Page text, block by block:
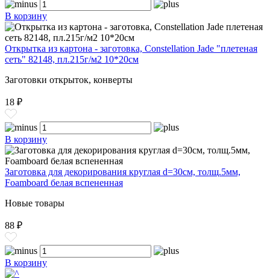
В корзину
Открытка из картона - заготовка, Constellation Jade "плетеная
сеть" 82148, пл.215г/м2 10*20см
Заготовки открыток, конверты
18 ₽
В корзину
Заготовка для декорирования круглая d=30см, толщ.5мм,
Foamboard белая вспененная
Новые товары
88 ₽
В корзину